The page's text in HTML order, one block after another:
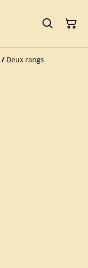
/ Deux rangs